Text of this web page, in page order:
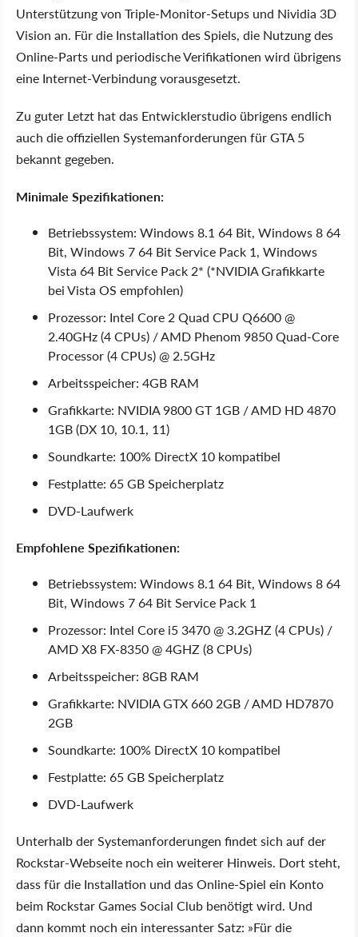
Unterstützung von Triple-Monitor-Setups und Nividia 3D
Vision an. Für die Installation des Spiels, die Nutzung des
Online-Parts und periodische Verifikationen wird übrigens
eine Internet-Verbindung vorausgesetzt.
Zu guter Letzt hat das Entwicklerstudio übrigens endlich
auch die offiziellen Systemanforderungen für GTA 5
bekannt gegeben.
Minimale Spezifikationen:
Betriebssystem: Windows 8.1 64 Bit, Windows 8 64
Bit, Windows 7 64 Bit Service Pack 1, Windows
Vista 64 Bit Service Pack 2* (*NVIDIA Grafikkarte
bei Vista OS empfohlen)
Prozessor: Intel Core 2 Quad CPU Q6600 @
2.40GHz (4 CPUs) / AMD Phenom 9850 Quad-Core
Processor (4 CPUs) @ 2.5GHz
Arbeitsspeicher: 4GB RAM
Grafikkarte: NVIDIA 9800 GT 1GB / AMD HD 4870
1GB (DX 10, 10.1, 11)
Soundkarte: 100% DirectX 10 kompatibel
Festplatte: 65 GB Speicherplatz
DVD-Laufwerk
Empfohlene Spezifikationen:
Betriebssystem: Windows 8.1 64 Bit, Windows 8 64
Bit, Windows 7 64 Bit Service Pack 1
Prozessor: Intel Core i5 3470 @ 3.2GHZ (4 CPUs) /
AMD X8 FX-8350 @ 4GHZ (8 CPUs)
Arbeitsspeicher: 8GB RAM
Grafikkarte: NVIDIA GTX 660 2GB / AMD HD7870
2GB
Soundkarte: 100% DirectX 10 kompatibel
Festplatte: 65 GB Speicherplatz
DVD-Laufwerk
Unterhalb der Systemanforderungen findet sich auf der
Rockstar-Webseite noch ein weiterer Hinweis. Dort steht,
dass für die Installation und das Online-Spiel ein Konto
beim Rockstar Games Social Club benötigt wird. Und
dann kommt noch ein interessanter Satz: »Für die